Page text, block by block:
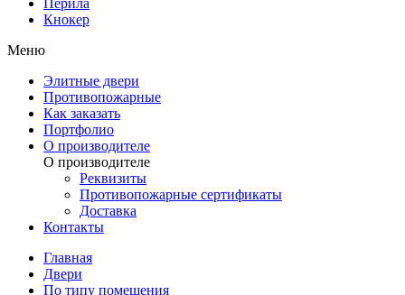
Перила
Кнокер
Меню
Элитные двери
Противопожарные
Как заказать
Портфолио
О производителе
О производителе
Реквизиты
Противопожарные сертификаты
Доставка
Контакты
Главная
Двери
По типу помещения